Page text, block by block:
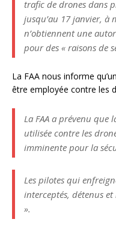
trafic de drones dans
jusqu’au 17 janvier, à
n’obtiennent une
pour des « raisons de
La FAA nous informe
être employée contre les
La FAA a prévenu
utilisée contre les
imminente pour la
Les pilotes qui
interceptés, détenus
».